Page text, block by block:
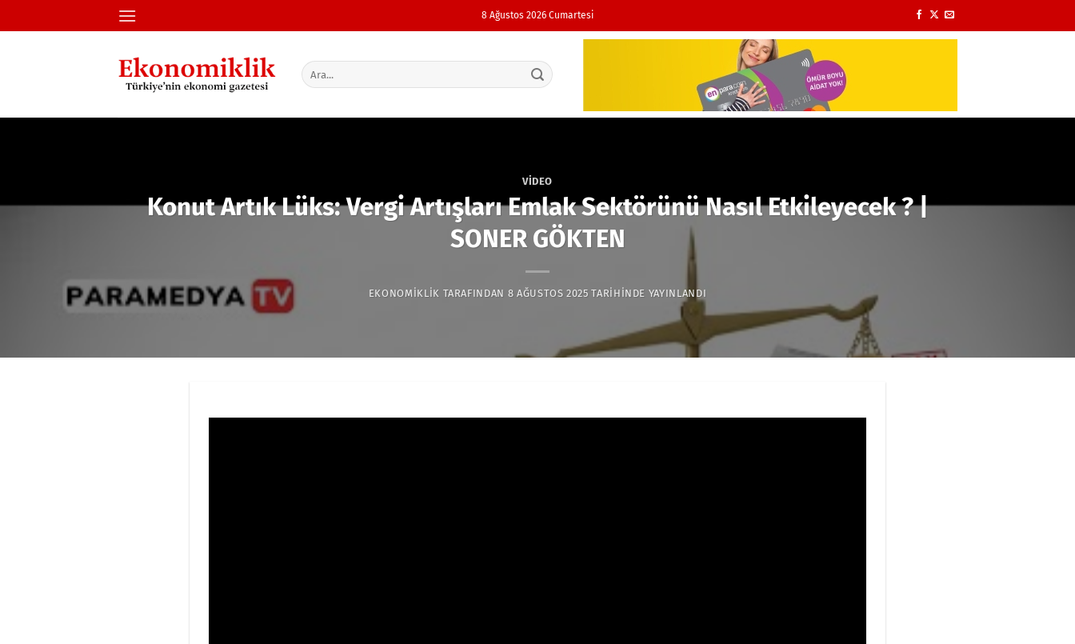
atla
8 Ağustos 2026 Cumartesi
VIDEO
Konut Artık Lüks: Vergi Artışları Emlak Sektörünü Nasıl Etkileyecek ? |
SONER GÖKTEN
EKONOMIKLIK TARAFINDAN 8 AĞUSTOS 2025 TARIHINDE YAYINLANDI